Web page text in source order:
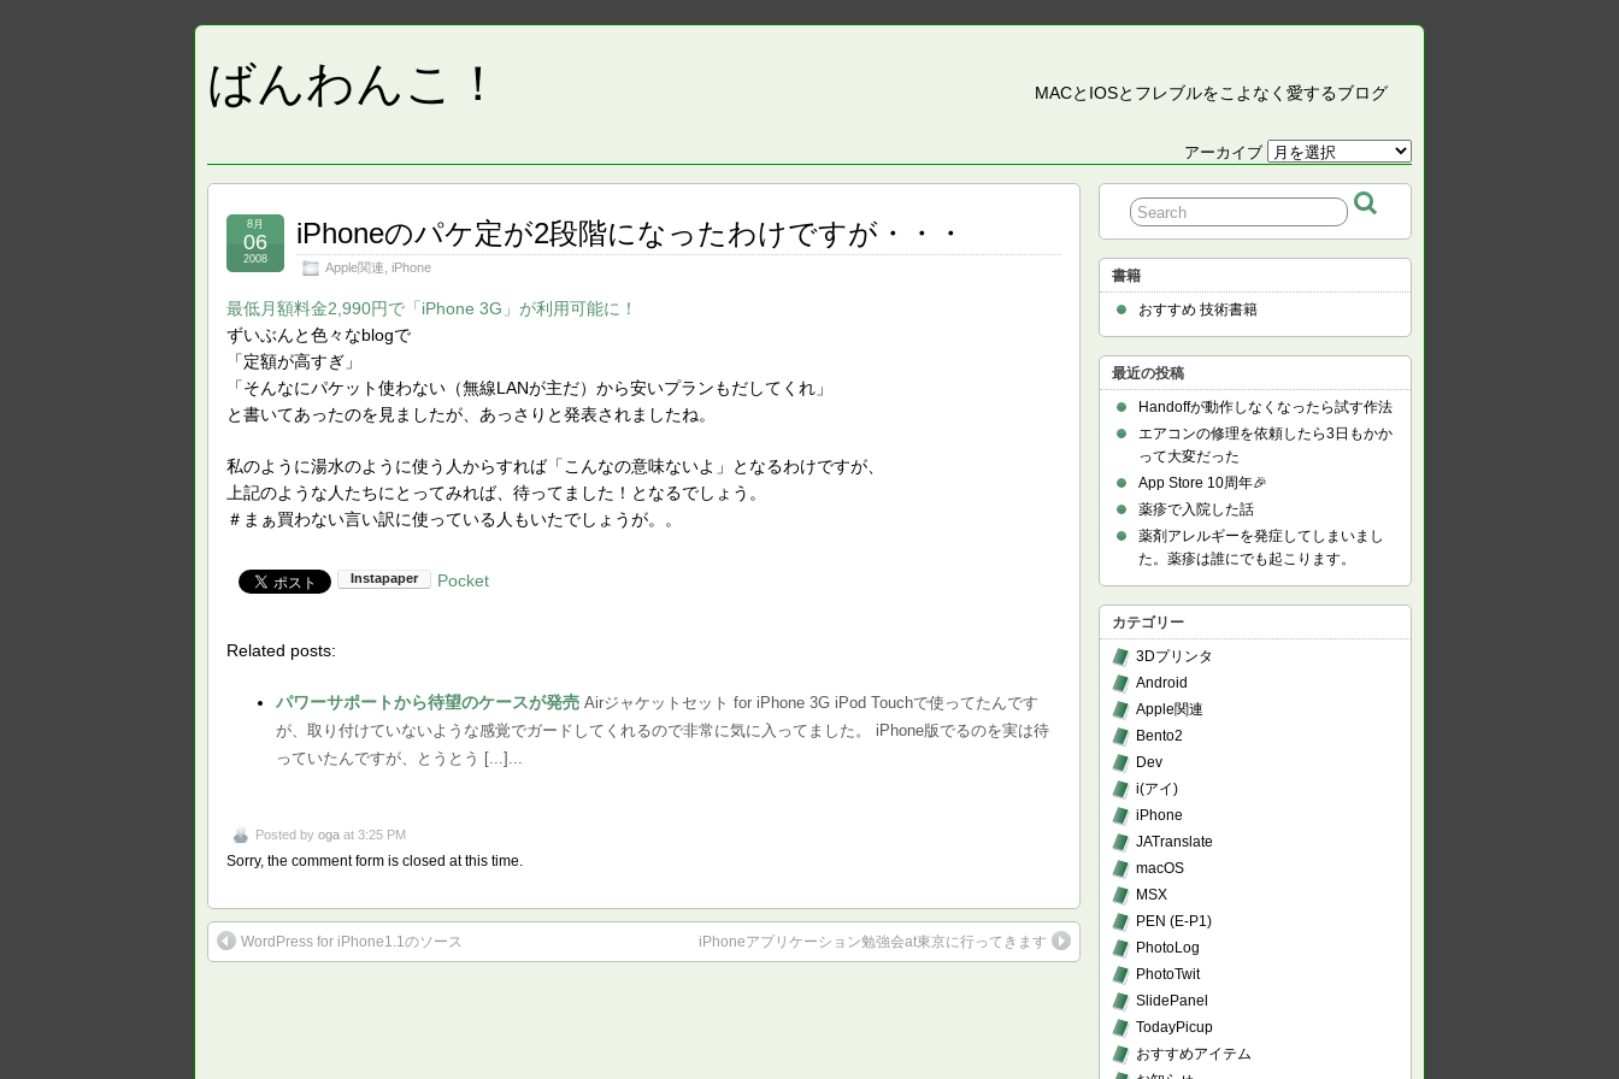
ばんわんこ！ MACとIOSとフレブルをこよなく愛するブログ
アーカイブ
カ
ブ
iPhoneのパケ定が2段階になったわけですが・・・
Apple関連 iPhone
8月
06
2008
最低月額料金2,990円で「iPhone 3G」が利用可能に！
ずいぶんと色々なblogで
「定額が高すぎ」
「そんなにパケット使わない（無線LANが主だ）から安いプランもだしてくれ」
と書いてあったのを見ましたが、あっさりと発表されましたね。
私のように湯水のように使う人からすれば「こんなの意味ないよ」となるわけですが、
上記のような人たちにとってみれば、待ってました！となるでしょう。
＃まぁ買わない言い訳に使っている人もいたでしょうが。。
Pocket
Related posts:
パワーサポートから待望のケースが発売 Airジャケットセット for iPhone 3G iPod Touchで使ってたんです
が、取り付けていないような感覚でガードしてくれるので非常に気に入ってました。 iPhone版でるのを実は待
っていたんですが、とうとう [...]...
Posted by oga at 3:25 PM
Sorry, the comment form is closed at this time.
WordPress for iPhone1.1のソース iPhoneアプリケーション勉強会at東京に行ってきます
書籍
おすすめ 技術書籍
最近の投稿
Handoffが動作しなくなったら試す作法
エアコンの修理を依頼したら3日もかか
って大変だった
App Store 10周年🎉
薬疹で入院した話
薬剤アレルギーを発症してしまいまし
た。薬疹は誰にでも起こります。
カテゴリー
3Dプリンタ
Android
Apple関連
Bento2
Dev
i(アイ)
iPhone
JATranslate
macOS
MSX
PEN (E-P1)
PhotoLog
PhotoTwit
SlidePanel
TodayPicup
おすすめアイテム